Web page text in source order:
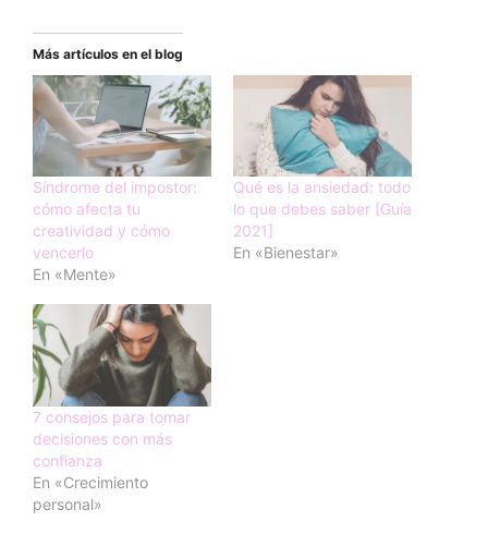
Más artículos en el blog
Síndrome del impostor:
cómo afecta tu
creatividad y cómo
vencerlo
En «Mente»
Qué es la ansiedad: todo
lo que debes saber [Guía
2021]
En «Bienestar»
7 consejos para tomar
decisiones con más
confianza
En «Crecimiento
personal»